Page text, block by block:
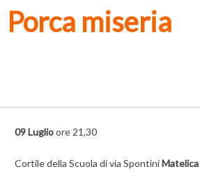
Porca miseria
09 Luglioore 21,30
Cortile della Scuola di via SpontiniMatelica